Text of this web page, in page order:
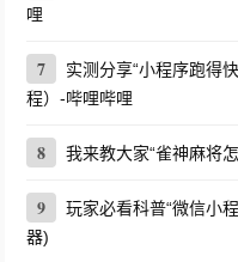
哩
7
实测分享“小程序跑得
程）-哔哩哔哩
8 我来教大家“雀神麻将
9
玩家必看科普“微信小
器)